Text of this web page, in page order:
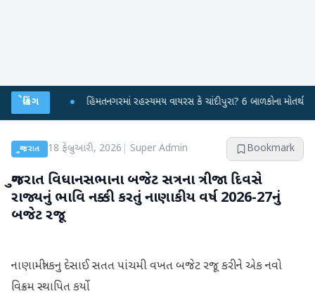
બ્રેકિંગ
વાયરસ કે ચાંદીપુરા? 6 બાળકોના મોતથી ફફડાટ ● હવામાન વિભાગે 18
ગુજરાત 18 ફેબ્રુઆરી, 2026 Super Admin Bookmark
ગુજરાત વિધાનસભાના બજેટ સત્રના ત્રીજા દિવસે
રાજ્યનું ભાવિ નક્કી કરતું નાણાકીય વર્ષ 2026-27નું
બજેટ રજૂ
નાણામંત્રી કનુ દેસાઈ સતત પાંચમી વખત બજેટ રજૂ કરીને એક નવો
વિક્રમ સ્થાપિત કર્યો